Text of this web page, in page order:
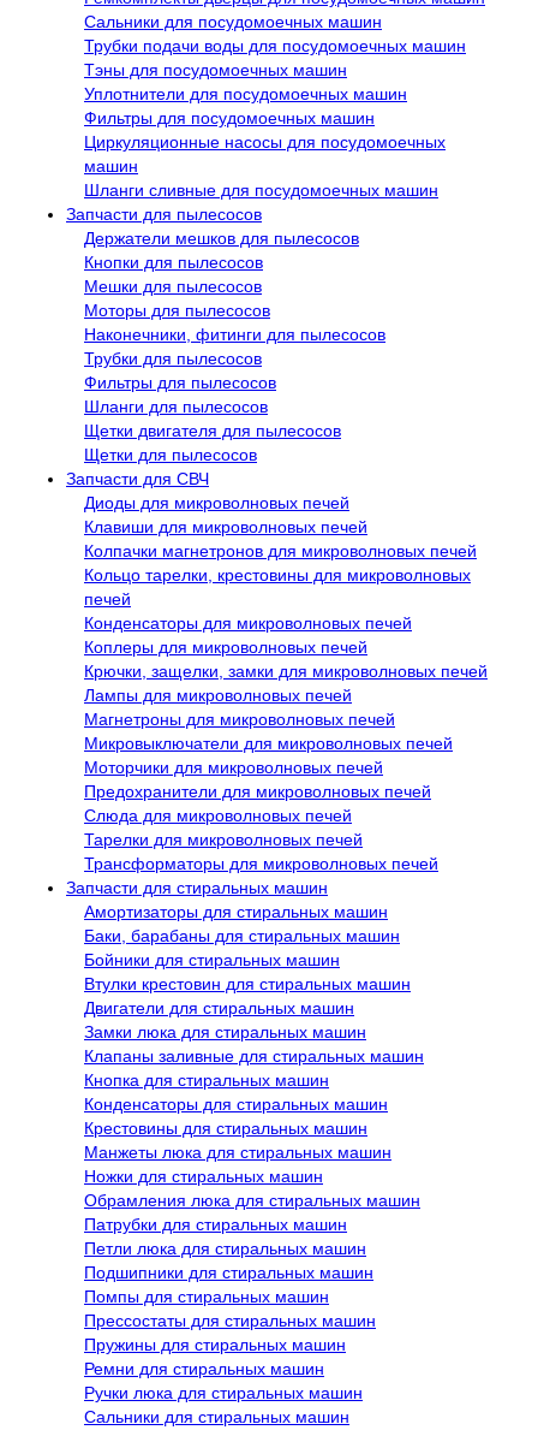
Сальники для посудомоечных машин
Трубки подачи воды для посудомоечных машин
Тэны для посудомоечных машин
Уплотнители для посудомоечных машин
Фильтры для посудомоечных машин
Циркуляционные насосы для посудомоечных
машин
Шланги сливные для посудомоечных машин
Запчасти для пылесосов
Держатели мешков для пылесосов
Кнопки для пылесосов
Мешки для пылесосов
Моторы для пылесосов
Наконечники, фитинги для пылесосов
Трубки для пылесосов
Фильтры для пылесосов
Шланги для пылесосов
Щетки двигателя для пылесосов
Щетки для пылесосов
Запчасти для СВЧ
Диоды для микроволновых печей
Клавиши для микроволновых печей
Колпачки магнетронов для микроволновых печей
Кольцо тарелки, крестовины для микроволновых
печей
Конденсаторы для микроволновых печей
Коплеры для микроволновых печей
Крючки, защелки, замки для микроволновых печей
Лампы для микроволновых печей
Магнетроны для микроволновых печей
Микровыключатели для микроволновых печей
Моторчики для микроволновых печей
Предохранители для микроволновых печей
Слюда для микроволновых печей
Тарелки для микроволновых печей
Трансформаторы для микроволновых печей
Запчасти для стиральных машин
Амортизаторы для стиральных машин
Баки, барабаны для стиральных машин
Бойники для стиральных машин
Втулки крестовин для стиральных машин
Двигатели для стиральных машин
Замки люка для стиральных машин
Клапаны заливные для стиральных машин
Кнопка для стиральных машин
Конденсаторы для стиральных машин
Крестовины для стиральных машин
Манжеты люка для стиральных машин
Ножки для стиральных машин
Обрамления люка для стиральных машин
Патрубки для стиральных машин
Петли люка для стиральных машин
Подшипники для стиральных машин
Помпы для стиральных машин
Прессостаты для стиральных машин
Пружины для стиральных машин
Ремни для стиральных машин
Ручки люка для стиральных машин
Сальники для стиральных машин